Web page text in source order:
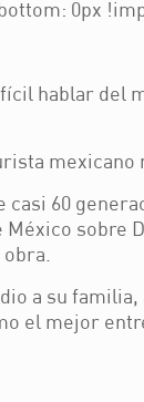
0px
hablar del
60
sobre
obra.
a su familia,
el mejor